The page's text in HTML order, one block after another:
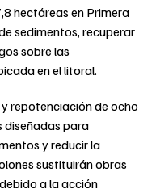
hectáreas en Primera
sedimentos, recuperar
sobre las
en el litoral.
repotenciación de ocho
diseñadas para
y reducir la
sustituirán obras
a la acción